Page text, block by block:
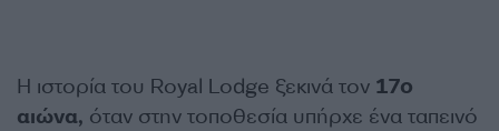
Η ιστορία του Royal Lodge ξεκινά τον 17ο
αιώνα, όταν στην τοποθεσία υπήρχε ένα ταπεινό